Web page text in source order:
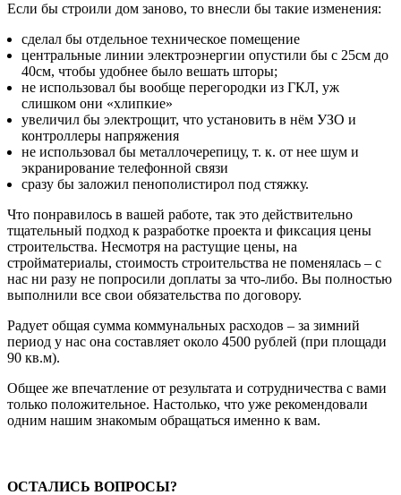
Если бы строили дом заново, то внесли бы такие изменения:
сделал бы отдельное техническое помещение
центральные линии электроэнергии опустили бы с 25см до
40см, чтобы удобнее было вешать шторы;
не использовал бы вообще перегородки из ГКЛ, уж
слишком они «хлипкие»
увеличил бы электрощит, что установить в нём УЗО и
контроллеры напряжения
не использовал бы металлочерепицу, т. к. от нее шум и
экранирование телефонной связи
сразу бы заложил пенополистирол под стяжку.
Что понравилось в вашей работе, так это действительно
тщательный подход к разработке проекта и фиксация цены
строительства. Несмотря на растущие цены, на
стройматериалы, стоимость строительства не поменялась – с
нас ни разу не попросили доплаты за что-либо. Вы полностью
выполнили все свои обязательства по договору.
Радует общая сумма коммунальных расходов – за зимний
период у нас она составляет около 4500 рублей (при площади
90 кв.м).
Общее же впечатление от результата и сотрудничества с вами
только положительное. Настолько, что уже рекомендовали
одним нашим знакомым обращаться именно к вам.
ОСТАЛИСЬ ВОПРОСЫ?